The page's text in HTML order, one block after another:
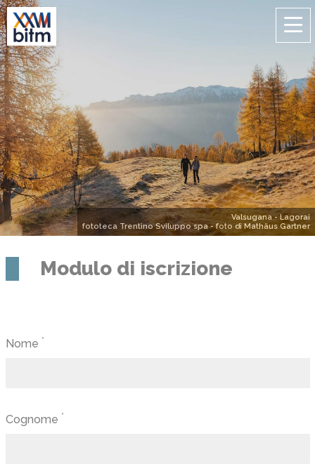
Valsugana - Lagorai
fototeca Trentino Sviluppo spa - foto di Mathäus Gartner
Modulo di iscrizione
Nome *
Cognome *